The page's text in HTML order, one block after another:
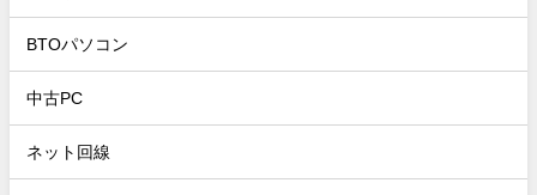
BTOパソコン
中古PC
ネット回線